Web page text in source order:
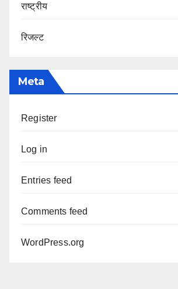
राष्ट्रीय
रिजल्ट
Meta
Register
Log in
Entries feed
Comments feed
WordPress.org